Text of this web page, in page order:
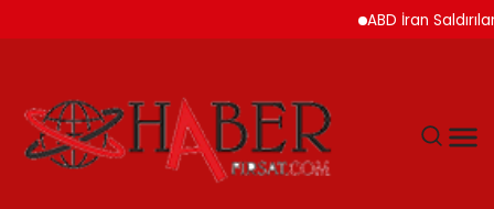
ABD İran Saldırılarını